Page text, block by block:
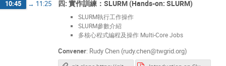
10:45 → 11:25 四: 實作訓練：SLURM (Hands-on: SLURM)
SLURM執行工作操作
SLURM參數介紹
多核心程式編程及操作 Multi-Core Jobs
Convener: Rudy Chen (rudy.chen@twgrid.org)